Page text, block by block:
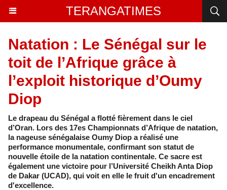
TERANGATIMES
Natation : Le Sénégal sur le
toit de l’Afrique grâce à
l’exploit historique d’Oumy
Diop
Le drapeau du Sénégal a flotté fièrement dans le ciel
d’Oran. Lors des 17es Championnats d’Afrique de natation,
la nageuse sénégalaise Oumy Diop a réalisé une
performance monumentale, confirmant son statut de
nouvelle étoile de la natation continentale. Ce sacre est
également une victoire pour l’Université Cheikh Anta Diop
de Dakar (UCAD), qui voit en elle le fruit d'un encadrement
d'excellence.